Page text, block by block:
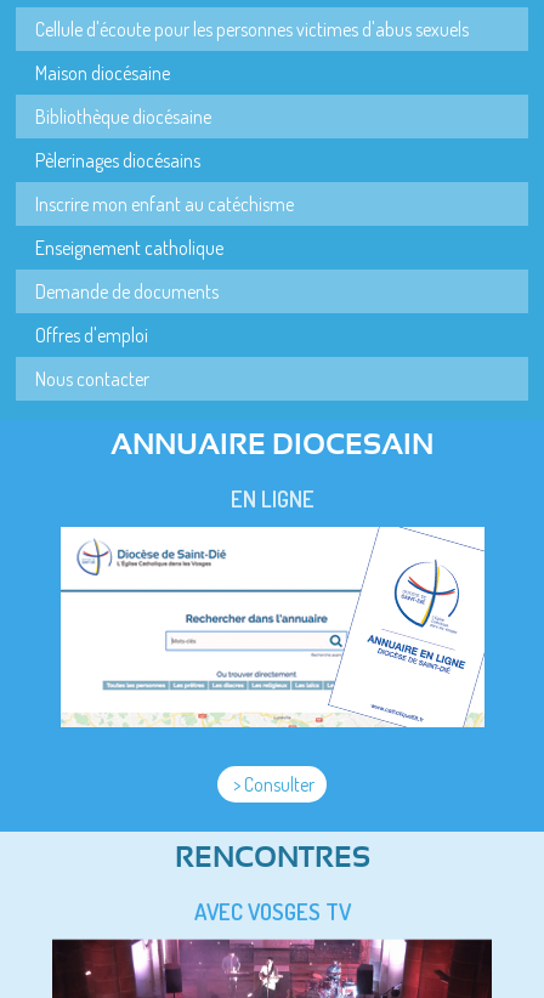
Cellule d'écoute pour les personnes victimes d'abus sexuels
Maison diocésaine
Bibliothèque diocésaine
Pèlerinages diocésains
Inscrire mon enfant au catéchisme
Enseignement catholique
Demande de documents
Offres d'emploi
Nous contacter
ANNUAIRE DIOCESAIN
EN LIGNE
> Consulter
RENCONTRES
AVEC VOSGES TV